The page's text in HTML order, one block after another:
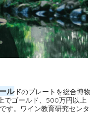
ルドのプレートを総合博物
でゴールド、500万円以上
す。ワイン教育研究センタ